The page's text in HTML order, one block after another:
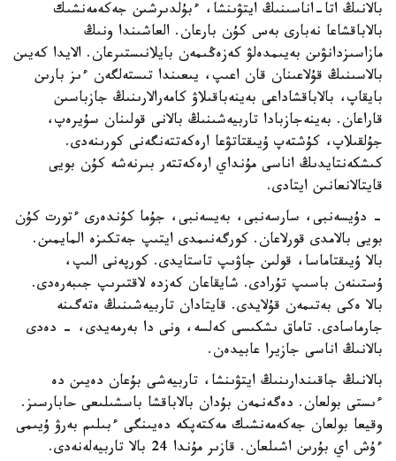
بالانىڭ اتا-اناسىنىڭ ايتۋىنشا، ءبۇلدىرشىن جەكەمەنشىك
بالاباقشاعا نەبارى بەس كۇن بارعان. العاشىندا ونىڭ
مازاسىزدانۋىن بەيىمدەلۋ كەزەڭىمەن بايلانىستىرعان. الايدا كەيىن
بالاسىنىڭ قۇلاعىنان قان اعىپ، يىعىندا تىستەلگەن ءىز بارىن
بايقاپ، بالاباقشاداعى بەينەباقىلاۋ كامەرالارىنىڭ جازباسىن
قاراعان. بەينەجازبادا تاربيەشىنىڭ بالانى قولىنان سۇيرەپ،
جۇلقىلاپ، كۇشتەپ ۇيىقتاتۋعا ارەكەتتەنگەنى كورىنەدى.
كىشكەنتايدىڭ اناسى مۇنداي ارەكەتتەر بىرنەشە كۇن بويى
قايتالانعانىن ايتادى.
- دۇيسەنبى، سارسەنبى، بەيسەنبى، جۇما كۇندەرى ءتورت كۇن
بويى بالامدى قورلاعان. كورگەنىمدى ايتىپ جەتكىزە المايمىن.
بالا ۇيىقتاماسا، قولىن جاۋىپ تاستايدى. كورپەنى الىپ،
ۇستىنەن باسىپ تۇرادى. شايقاعان كەزدە لاقتىرىپ جىبەرەدى.
بالا ەكى بەتىمەن قۇلايدى. قايتادان تاربيەشىنىڭ ەتەگىنە
جارماسادى. تاماق ىشكىسى كەلسە، ونى دا بەرمەيدى، - دەدى
بالانىڭ اناسى جازيرا عابيدەن.
بالانىڭ جاقىندارىنىڭ ايتۋىنشا، تاربيەشى بۇعان دەيىن دە
ءىستى بولعان. دەگەنمەن بۇدان بالاباقشا باسشىلىعى حابارسىز.
وقيعا بولعان جەكەمەنشىك مەكتەپكە دەيىنگى ءبىلىم بەرۋ ۇيىمى
ءۇش اي بۇرىن اشىلعان. قازىر مۇندا 24 بالا تاربيەلەنەدى.